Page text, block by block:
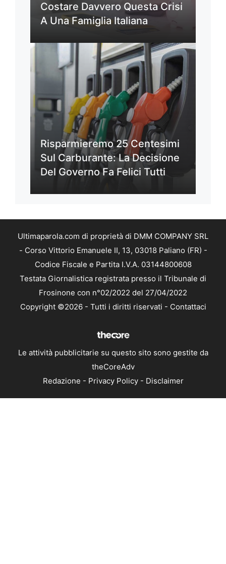
Costare Davvero Questa Crisi
A Una Famiglia Italiana
Risparmieremo 25 Centesimi
Sul Carburante: La Decisione
Del Governo Fa Felici Tutti
Ultimaparola.com di proprietà di DMM COMPANY SRL
- Corso Vittorio Emanuele II, 13, 03018 Paliano (FR) -
Codice Fiscale e Partita I.V.A. 03144800608
Testata Giornalistica registrata presso il Tribunale di
Frosinone con n°02/2022 del 27/04/2022
Copyright ©2026 - Tutti i diritti riservati - Contattaci
Le attività pubblicitarie su questo sito sono gestite da
theCoreAdv
Redazione - Privacy Policy- Disclaimer